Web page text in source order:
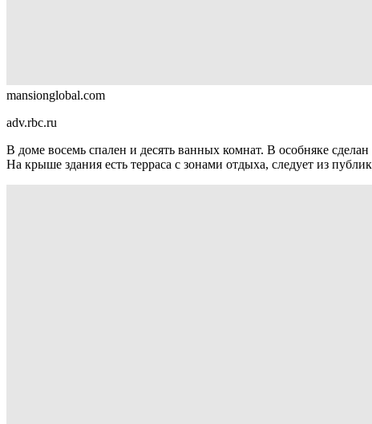
mansionglobal.com
adv.rbc.ru
В доме восемь спален и десять ванных комнат. В особняке
На крыше здания есть терраса с зонами отдыха, следует из